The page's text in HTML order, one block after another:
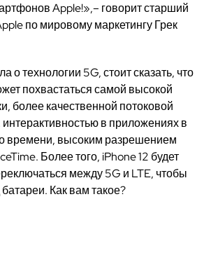
Apple!»,– говорит старший
по мировому маркетингу Грек
о технологии 5G, стоит сказать, что
похвастаться самой высокой
более качественной потоковой
в приложениях в
времени, высоким разрешением
Более того, iPhone 12 будет
между 5G и LTE, чтобы
Как вам такое?